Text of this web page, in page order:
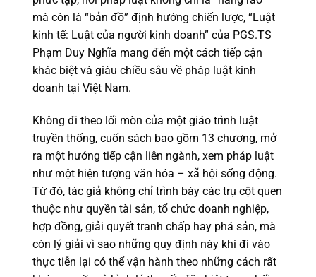
mà còn là “bản đồ” định hướng chiến lược, “Luật
kinh tế: Luật của người kinh doanh” của PGS.TS
Phạm Duy Nghĩa mang đến một cách tiếp cận
khác biệt và giàu chiều sâu về pháp luật kinh
doanh tại Việt Nam.
Không đi theo lối mòn của một giáo trình luật
truyền thống, cuốn sách bao gồm 13 chương, mở
ra một hướng tiếp cận liên ngành, xem pháp luật
như một hiện tượng văn hóa – xã hội sống động.
Từ đó, tác giả không chỉ trình bày các trụ cột quen
thuộc như quyền tài sản, tổ chức doanh nghiệp,
hợp đồng, giải quyết tranh chấp hay phá sản, mà
còn lý giải vì sao những quy định này khi đi vào
thực tiễn lại có thể vận hành theo những cách rất